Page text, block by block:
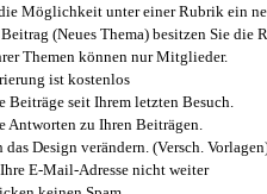
Möglichkeit unter einer Rubrik ein
(Neues Thema) besitzen Sie die
Themen können nur Mitglieder.
ist kostenlos
Beiträge seit Ihrem letzten Besuch.
Antworten zu Ihren Beiträgen.
das Design verändern. (Versch.
E-Mail-Adresse nicht weiter